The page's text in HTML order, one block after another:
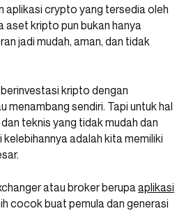
aplikasi crypto yang tersedia oleh
aset kripto pun bukan hanya
jadi mudah, aman, dan tidak
kripto dengan
menambang sendiri. Tapi untuk hal
teknis yang tidak mudah dan
kelebihannya adalah kita memiliki
atau broker berupa aplikasi
cocok buat pemula dan generasi